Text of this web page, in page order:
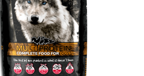
Las
opciones
se
pueden
elegir
en
la